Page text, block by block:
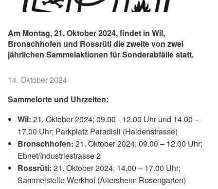
Am Montag, 21. Oktober 2024, findet in Wil,
Bronschhofen und Rossrüti die zweite von zwei
jährlichen Sammelaktionen für Sonderabfälle statt.
14. Oktober 2024
Sammelorte und Uhrzeiten:
Wil: 21. Oktober 2024; 09.00 - 12.00 Uhr und 14.00 –
17.00 Uhr; Parkplatz Paradisli (Haldenstrasse)
Bronschhofen: 21. Oktober 2024; 09.00 – 12.00 Uhr;
Ebnet/Industriestrasse 2
Rossrüti: 21. Oktober 2024; 14.00 – 17.00 Uhr;
Sammelstelle Werkhof (Altersheim Rosengarten)